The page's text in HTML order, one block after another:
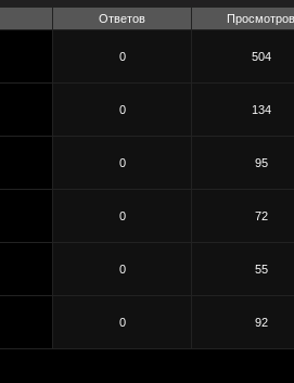
Ответов Просмотров
0
504
0
134
0
95
0
72
0
55
0
92